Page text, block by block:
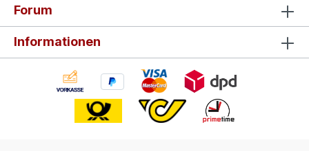
Forum
Informationen